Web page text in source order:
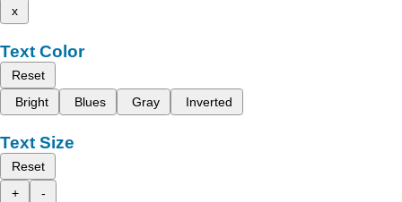
x
Text Color
Reset
Bright
Blues Gray Inverted
Text Size
Reset
+
-